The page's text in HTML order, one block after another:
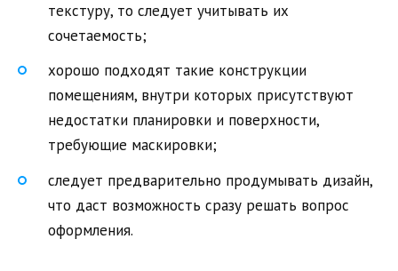
текстуру, то следует учитывать их
сочетаемость;
хорошо подходят такие конструкции
помещениям, внутри которых присутствуют
недостатки планировки и поверхности,
требующие маскировки;
следует предварительно продумывать дизайн,
что даст возможность сразу решать вопрос
оформления.